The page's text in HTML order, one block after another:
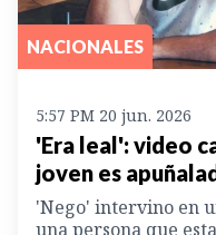
NACIONALES
5:57 PM 20 jun. 2026
'Era leal': video
joven es
'Nego' intervino en
una persona que